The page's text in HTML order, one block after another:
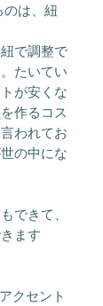
のは、紐
で調整で
たいてい
が安くな
作るコス
われてお
の中にな
できて、
ます
クセント